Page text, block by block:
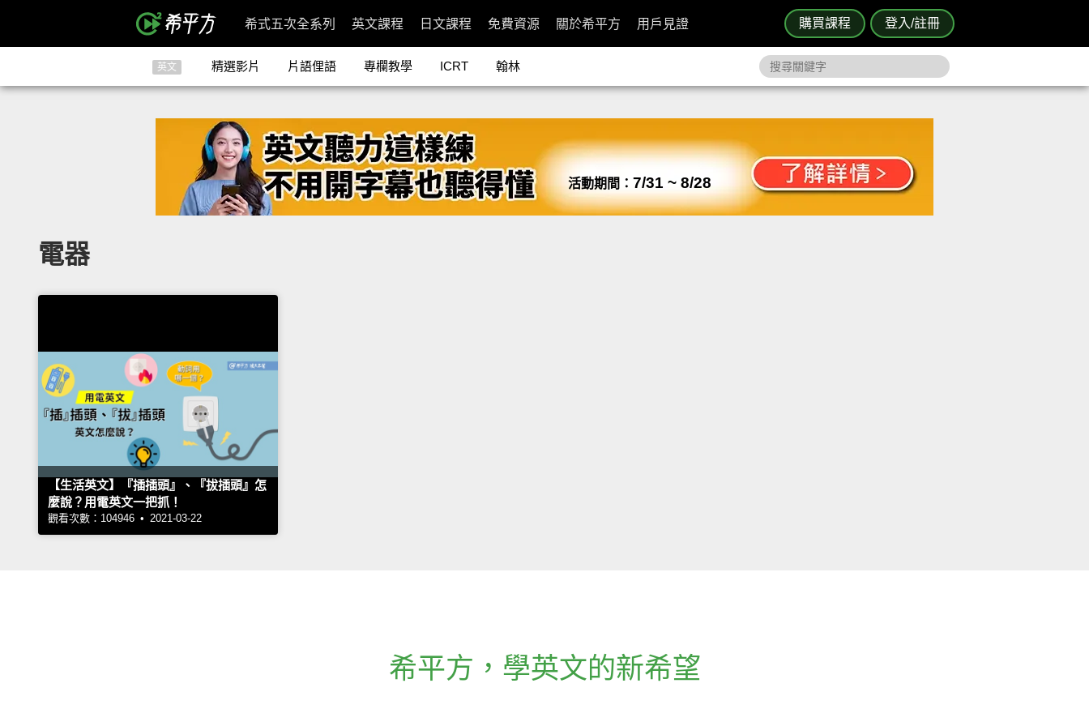
購買課程 登入/註冊
希式五次全系列 英文課程 日文課程 免費資源 關於希平方 用戶見證
英文 精選影片 片語俚語 專欄教學 ICRT 翰林
活動期間： 7/31 ~ 8/28
電器
【生活英文】『插插頭』、『拔插頭』怎
麼說？用電英文一把抓！
觀看次數：104946 • 2021-03-22
希平方 ， 學英文的新希望